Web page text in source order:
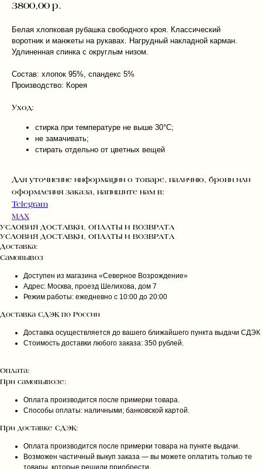
3800,00 р.
Белая хлопковая рубашка свободного кроя. Классический
воротник и манжеты на рукавах. Нагрудный накладной карман.
Удлиненная спинка с округлым низом.
Состав: хлопок 95%, спандекс 5%
Производство: Корея
Уход:
стирка при температуре не выше 30°C;
не замачивать;
стирать отдельно от цветных вещей
Для уточнение информации о товаре, наличию, брони или
оформления заказа, напишите нам в:
Telegram
MAX
УСЛОВИЯ ДОСТАВКИ, ОПЛАТЫ И ВОЗВРАТА
УСЛОВИЯ ДОСТАВКИ, ОПЛАТЫ И ВОЗВРАТА
Доставка:
Самовывоз
Доступен из магазина «Северное Возрождение»
Адрес: Москва, проезд Шелихова, дом 7
Режим работы: ежедневно с 10:00 до 20:00
Доставка СДЭК по России
Доставка осуществляется до вашего ближайшего пункта выдачи СДЭК
Стоимость доставки любого заказа: 350 рублей.
Оплата:
При самовывозе:
Оплата производится после примерки товара.
Способы оплаты: наличными; банковской картой.
При доставке СДЭК:
Оплата производится после примерки товара на пункте выдачи.
Возможен частичный выкуп заказа — вы можете оплатить только те
товары, которые решили приобрести.